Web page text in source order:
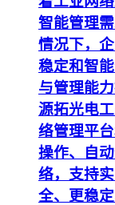
智能管理
情况下，
稳定和智
与管理能
源拓光电
络管理平
操作、自
络，支持
全、更稳